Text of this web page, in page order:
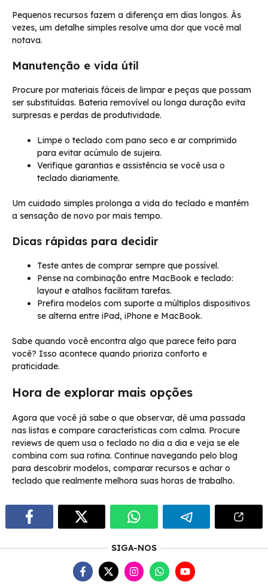
Pequenos recursos fazem a diferença em dias longos. Às
vezes, um detalhe simples resolve uma dor que você mal
notava.
Manutenção e vida útil
Procure por materiais fáceis de limpar e peças que possam
ser substituídas. Bateria removível ou longa duração evita
surpresas e perdas de produtividade.
Limpe o teclado com pano seco e ar comprimido
para evitar acúmulo de sujeira.
Verifique garantias e assistência se você usa o
teclado diariamente.
Um cuidado simples prolonga a vida do teclado e mantém
a sensação de novo por mais tempo.
Dicas rápidas para decidir
Teste antes de comprar sempre que possível.
Pense na combinação entre MacBook e teclado:
layout e atalhos facilitam tarefas.
Prefira modelos com suporte a múltiplos dispositivos
se alterna entre iPad, iPhone e MacBook.
Sabe quando você encontra algo que parece feito para
você? Isso acontece quando prioriza conforto e
praticidade.
Hora de explorar mais opções
Agora que você já sabe o que observar, dê uma passada
nas listas e compare características com calma. Procure
reviews de quem usa o teclado no dia a dia e veja se ele
combina com sua rotina. Continue navegando pelo blog
para descobrir modelos, comparar recursos e achar o
teclado que realmente melhora suas horas de trabalho.
SIGA-NOS